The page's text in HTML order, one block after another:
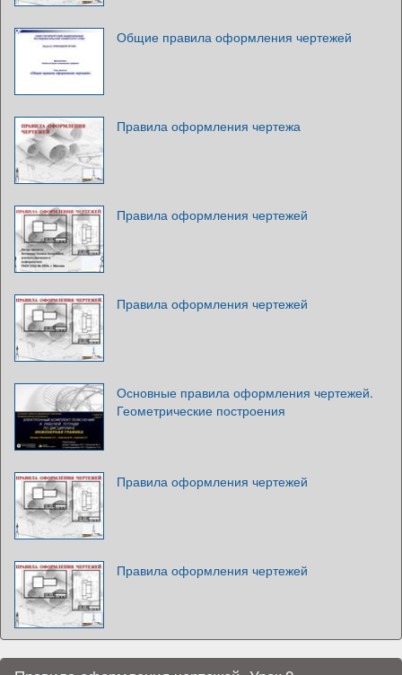
Общие правила оформления чертежей
Правила оформления чертежа
Правила оформления чертежей
Правила оформления чертежей
Основные правила оформления чертежей.
Геометрические построения
Правила оформления чертежей
Правила оформления чертежей